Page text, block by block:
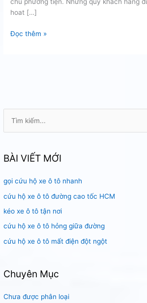
k
ế
m
:
BÀI VIẾT MỚI
gọi cứu hộ xe ô tô nhanh
cứu hộ xe ô tô đường cao tốc HCM
kéo xe ô tô tận nơi
cứu hộ xe ô tô hỏng giữa đường
cứu hộ xe ô tô mất điện đột ngột
Chuyên Mục
Chưa được phân loại
chủ phương tiện. Nhưng quý khách hàng
hoat […]
Cẩu
quận
7
Đọc thêm »